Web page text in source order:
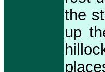
the
up